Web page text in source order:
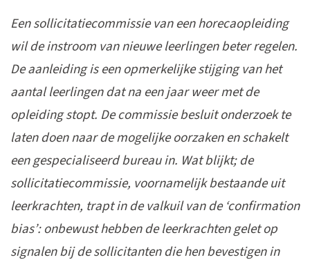
Een sollicitatiecommissie van een horecaopleiding
wil de instroom van nieuwe leerlingen beter regelen.
De aanleiding is een opmerkelijke stijging van het
aantal leerlingen dat na een jaar weer met de
opleiding stopt. De commissie besluit onderzoek te
laten doen naar de mogelijke oorzaken en schakelt
een gespecialiseerd bureau in. Wat blijkt; de
sollicitatiecommissie, voornamelijk bestaande uit
leerkrachten, trapt in de valkuil van de ‘confirmation
bias’: onbewust hebben de leerkrachten gelet op
signalen bij de sollicitanten die hen bevestigen in